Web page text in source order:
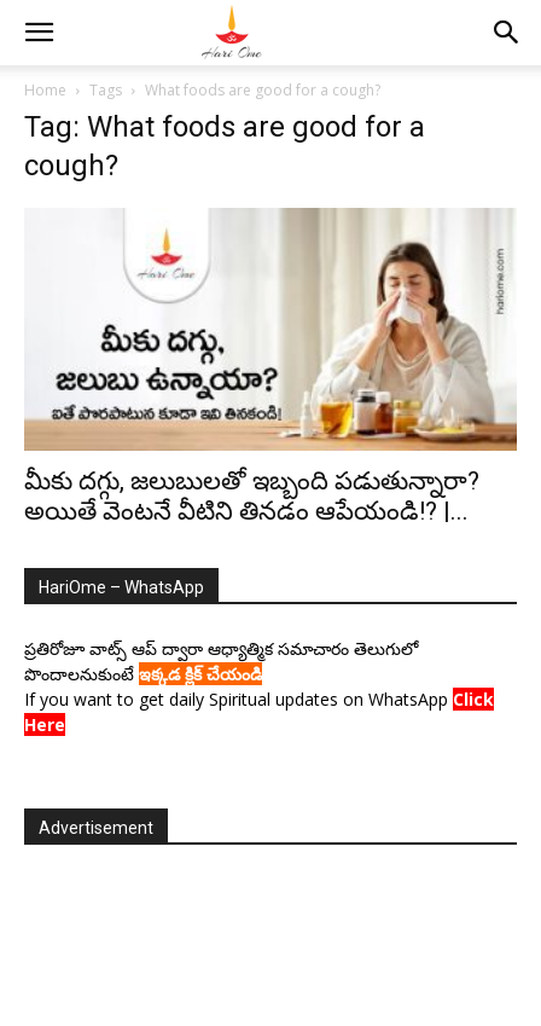
Home Tags What foods are good for a cough?
Tag: What foods are good for a
cough?
మీకు దగ్గు, జలుబులతో ఇబ్బంది పడుతున్నారా?
అయితే వెంటనే వీటిని తినడం ఆపేయండి!? |...
HariOme – WhatsApp
ప్రతిరోజూ వాట్స్ ఆప్ ద్వారా ఆధ్యాత్మిక సమాచారం తెలుగులో
పొందాలనుకుంటే ఇక్కడ క్లిక్ చేయండి
If you want to get daily Spiritual updates on WhatsApp Click
Here
Advertisement